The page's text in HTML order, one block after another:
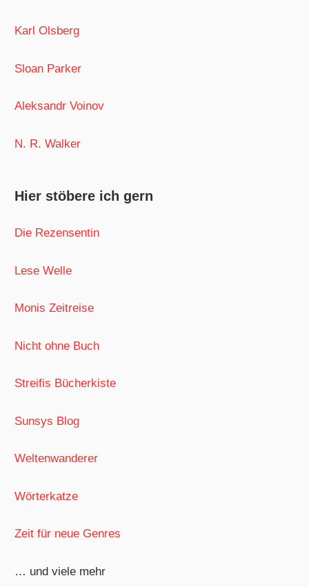
Karl Olsberg
Sloan Parker
Aleksandr Voinov
N. R. Walker
Hier stöbere ich gern
Die Rezensentin
Lese Welle
Monis Zeitreise
Nicht ohne Buch
Streifis Bücherkiste
Sunsys Blog
Weltenwanderer
Wörterkatze
Zeit für neue Genres
… und viele mehr